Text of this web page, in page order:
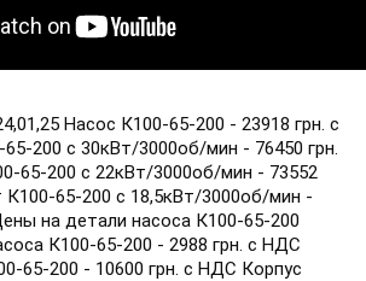
Насос К100-65-200 - 23918 грн. с
200 с 30кВт/3000об/мин - 76450 грн.
65-200 с 22кВт/3000об/мин - 73552
К100-65-200 с 18,5кВт/3000об/мин -
на детали насоса К100-65-200
К100-65-200 - 2988 грн. с НДС
65-200 - 10600 грн. с НДС Корпус